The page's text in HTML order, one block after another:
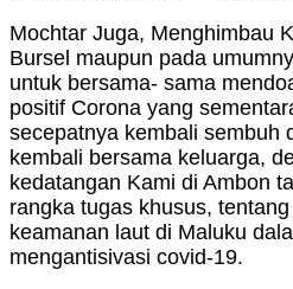
Mochtar Juga, Menghimbau
Bursel maupun pada
untuk bersama- sama
positif Corona yang
secepatnya kembali sembuh
kembali bersama keluarga,
kedatangan Kami di Ambon
rangka tugas khusus,
keamanan laut di Maluku
mengantisivasi covid-19.